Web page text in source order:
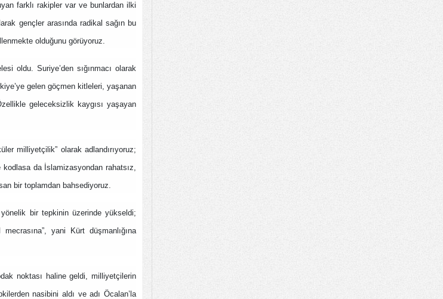
farklı rakipler var ve bunlardan ilki
gençler arasında radikal sağın bu
olduğunu görüyoruz.
oldu. Suriye’den sığınmacı olarak
gelen göçmen kitleleri, yaşanan
geleceksizlik kaygısı yaşayan
milliyetçilik” olarak adlandırıyoruz;
da İslamizasyondan rahatsız,
bir toplamdan bahsediyoruz.
bir tepkinin üzerinde yükseldi;
yani Kürt düşmanlığına
noktası haline geldi, milliyetçilerin
nasibini aldı ve adı Öcalan’la